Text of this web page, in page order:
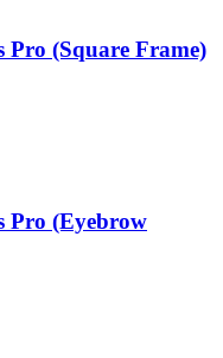
Pro (Square Frame)
Pro (Eyebrow